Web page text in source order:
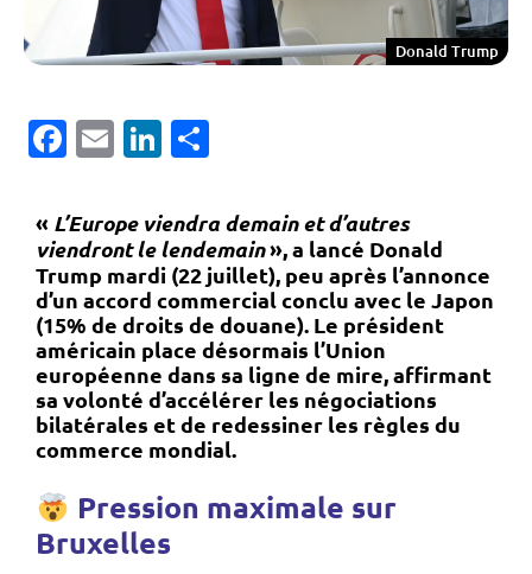
Donald Trump
Facebook
EmailLinkedIn
« L’Europe viendra demain et d’autres
viendront le lendemain», a lancé Donald
Trump mardi (22 juillet), peu après l’annonce
d’un accord commercial conclu avec le Japon
(15% de droits de douane). Le président
américain place désormais l’Union
européenne dans sa ligne de mire, affirmant
sa volonté d’accélérer les négociations
bilatérales et de redessiner les règles du
commerce mondial.
Pression maximale sur
Bruxelles